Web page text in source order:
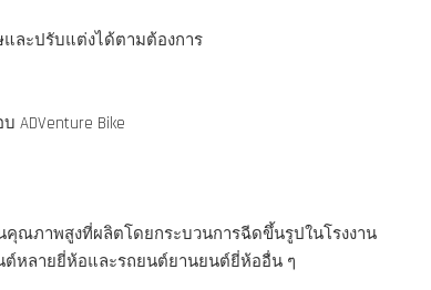
และปรับแต่งได้ตามต้องการ
Bike
คุณภาพสูงที่ผลิตโดยกระบวนการฉีดขึ้นรูปในโรงงาน
หลายยี่ห้อและรถยนต์ยานยนต์ยี่ห้ออื่น ๆ